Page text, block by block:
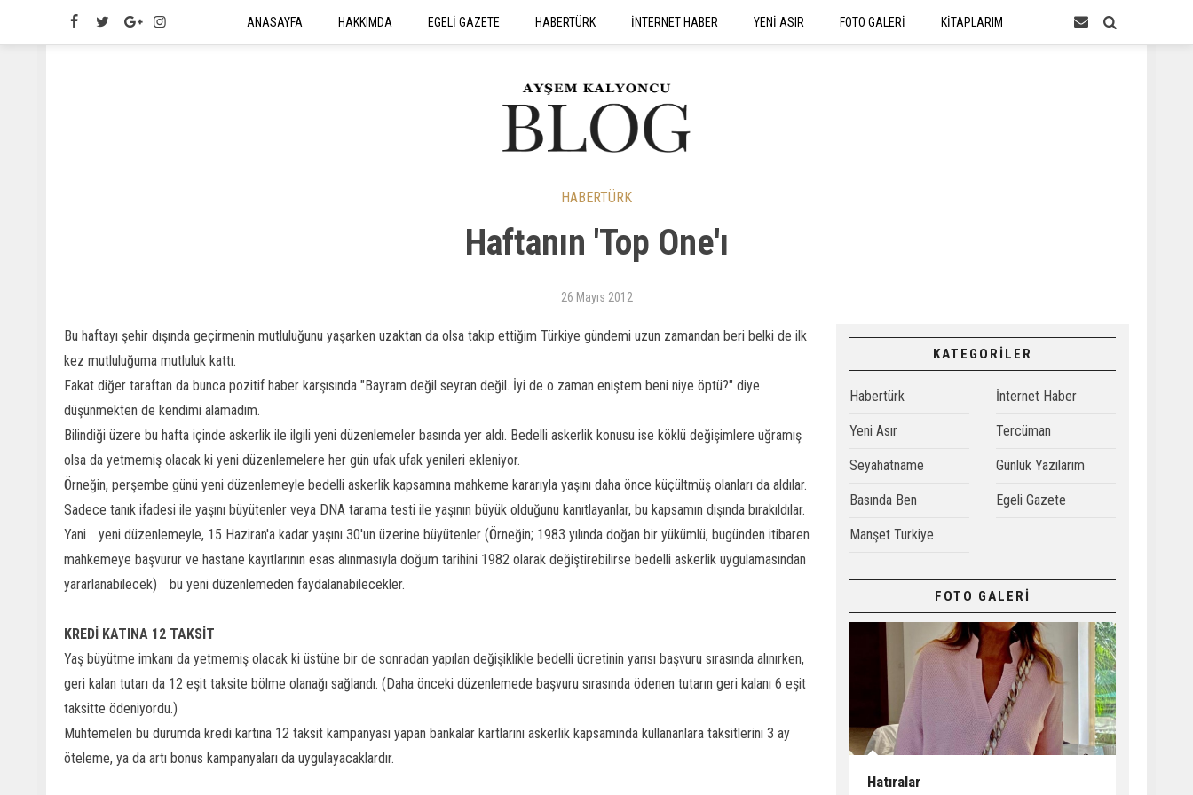
ANASAYFA HAKKIMDA EGELİ GAZETE HABERTÜRK İNTERNET HABER YENİ ASIR FOTO GALERİ
KİTAPLARIM
SEYAHATNAME
HABERTÜRK
Haftanın 'Top One'ı
26 Mayıs 2012
Bu haftayı şehir dışında geçirmenin mutluluğunu yaşarken uzaktan da olsa takip ettiğim Türkiye gündemi uzun zamandan beri belki de ilk
kez mutluluğuma mutluluk kattı.
Fakat diğer taraftan da bunca pozitif haber karşısında "Bayram değil seyran değil. İyi de o zaman eniştem beni niye öptü?" diye
düşünmekten de kendimi alamadım.
Bilindiği üzere bu hafta içinde askerlik ile ilgili yeni düzenlemeler basında yer aldı. Bedelli askerlik konusu ise köklü değişimlere uğramış
olsa da yetmemiş olacak ki yeni düzenlemelere her gün ufak ufak yenileri ekleniyor.
Örneğin, perşembe günü yeni düzenlemeyle bedelli askerlik kapsamına mahkeme kararıyla yaşını daha önce küçültmüş olanları da aldılar.
Sadece tanık ifadesi ile yaşını büyütenler veya DNA tarama testi ile yaşının büyük olduğunu kanıtlayanlar, bu kapsamın dışında bırakıldılar.
Yani yeni düzenlemeyle, 15 Haziran'a kadar yaşını 30'un üzerine büyütenler (Örneğin; 1983 yılında doğan bir yükümlü, bugünden itibaren
mahkemeye başvurur ve hastane kayıtlarının esas alınmasıyla doğum tarihini 1982 olarak değiştirebilirse bedelli askerlik uygulamasından
yararlanabilecek) bu yeni düzenlemeden faydalanabilecekler.
KREDİ KATINA 12 TAKSİT
Yaş büyütme imkanı da yetmemiş olacak ki üstüne bir de sonradan yapılan değişiklikle bedelli ücretinin yarısı başvuru sırasında alınırken,
geri kalan tutarı da 12 eşit taksite bölme olanağı sağlandı. (Daha önceki düzenlemede başvuru sırasında ödenen tutarın geri kalanı 6 eşit
taksitte ödeniyordu.)
Muhtemelen bu durumda kredi kartına 12 taksit kampanyası yapan bankalar kartlarını askerlik kapsamında kullananlara taksitlerini 3 ay
öteleme, ya da artı bonus kampanyaları da uygulayacaklardır.
KATEGORİLER
Habertürk İnternet Haber
Yeni Asır Tercüman
Seyahatname Günlük Yazılarım
Basında Ben Egeli Gazete
Manşet Turkiye
FOTO GALERİ
Hatıralar